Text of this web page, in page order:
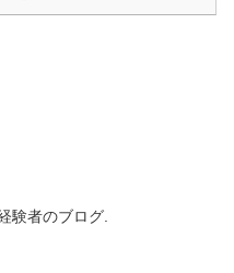
験者のブログ.